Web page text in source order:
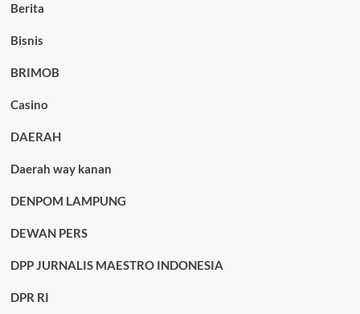
Berita
Bisnis
BRIMOB
Casino
DAERAH
Daerah way kanan
DENPOM LAMPUNG
DEWAN PERS
DPP JURNALIS MAESTRO INDONESIA
DPR RI